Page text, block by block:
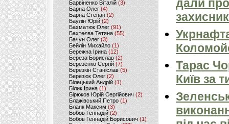
Барвіненко Віталій(3)
Барна Олег (4)
Барна Степан (2)
Баулін Юрій (2)
Бахматюк Олег (91)
Бахтеєва Тетяна(55)
Бачун Олег (3)
Бейлін Михайло (1)
Бережна Ірина(12)
Береза Борислав(2)
Березенко Сергій (7)
Березкін Станіслав (5)
Березюк Олег(2)
Білецький Андрій (1)
Білик Ірина (1)
Бірюков Юрій Сергійович (2)
Блажівський Петро (1)
Бланк Максим(3)
Бобов Геннадій (2)
Бобов Геннадій Борисович (1)
дали
Тарас
Київ за